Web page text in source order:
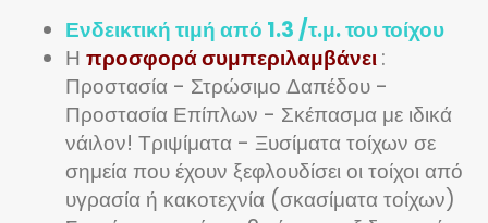
Ενδεικτική τιμή από 1.3 /τ.μ. του τοίχου
Η προσφορά συμπεριλαμβάνει:
Προστασία - Στρώσιμο Δαπέδου -
Προστασία Επίπλων - Σκέπασμα με ιδικά
νάιλον! Τριψίματα - Ξυσίματα τοίχων σε
σημεία που έχουν ξεφλουδίσει οι τοίχοι από
υγρασία ή κακοτεχνία (σκασίματα τοίχων)